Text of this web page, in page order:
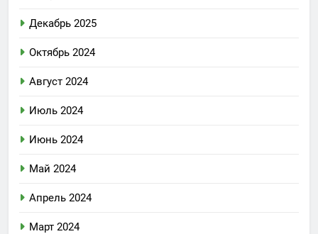
Декабрь 2025
Октябрь 2024
Август 2024
Июль 2024
Июнь 2024
Май 2024
Апрель 2024
Март 2024